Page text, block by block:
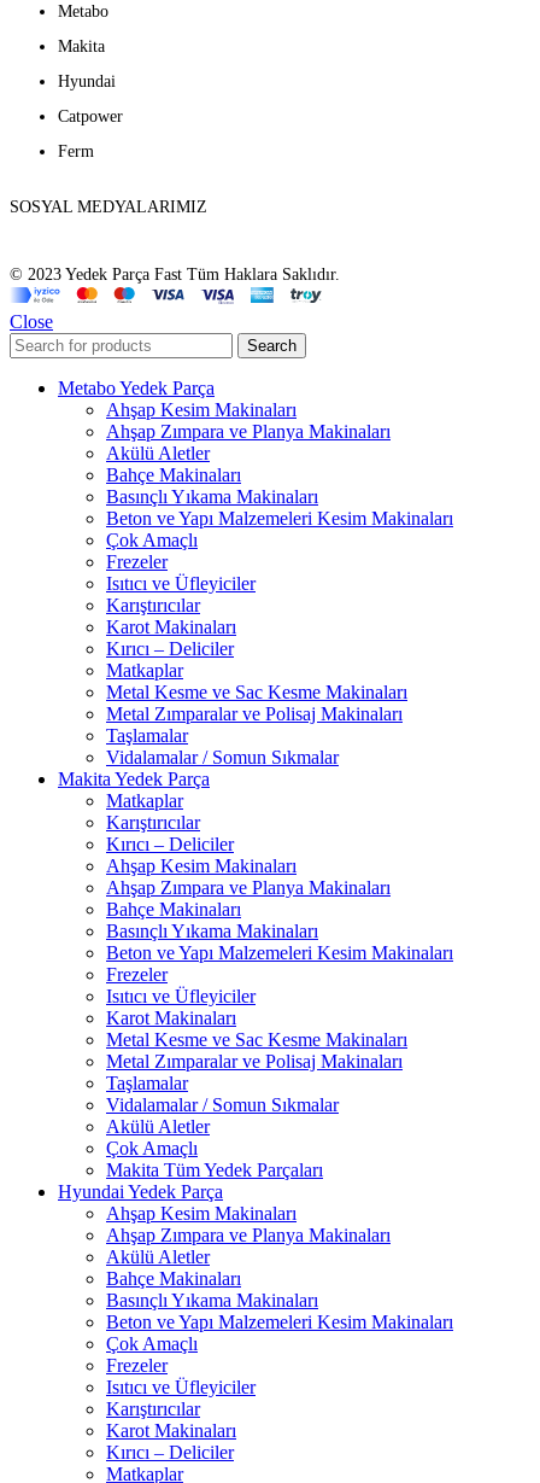
Metabo
Makita
Hyundai
Catpower
Ferm
SOSYAL MEDYALARIMIZ
© 2023 Yedek Parça Fast Tüm Haklara Saklıdır.
Close
Search
Metabo Yedek Parça
Ahşap Kesim Makinaları
Ahşap Zımpara ve Planya Makinaları
Akülü Aletler
Bahçe Makinaları
Basınçlı Yıkama Makinaları
Beton ve Yapı Malzemeleri Kesim Makinaları
Çok Amaçlı
Frezeler
Isıtıcı ve Üfleyiciler
Karıştırıcılar
Karot Makinaları
Kırıcı – Deliciler
Matkaplar
Metal Kesme ve Sac Kesme Makinaları
Metal Zımparalar ve Polisaj Makinaları
Taşlamalar
Vidalamalar / Somun Sıkmalar
Makita Yedek Parça
Matkaplar
Karıştırıcılar
Kırıcı – Deliciler
Ahşap Kesim Makinaları
Ahşap Zımpara ve Planya Makinaları
Bahçe Makinaları
Basınçlı Yıkama Makinaları
Beton ve Yapı Malzemeleri Kesim Makinaları
Frezeler
Isıtıcı ve Üfleyiciler
Karot Makinaları
Metal Kesme ve Sac Kesme Makinaları
Metal Zımparalar ve Polisaj Makinaları
Taşlamalar
Vidalamalar / Somun Sıkmalar
Akülü Aletler
Çok Amaçlı
Makita Tüm Yedek Parçaları
Hyundai Yedek Parça
Ahşap Kesim Makinaları
Ahşap Zımpara ve Planya Makinaları
Akülü Aletler
Bahçe Makinaları
Basınçlı Yıkama Makinaları
Beton ve Yapı Malzemeleri Kesim Makinaları
Çok Amaçlı
Frezeler
Isıtıcı ve Üfleyiciler
Karıştırıcılar
Karot Makinaları
Kırıcı – Deliciler
Matkaplar